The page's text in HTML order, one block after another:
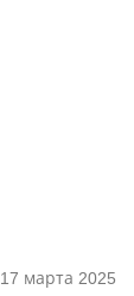
17 марта 2025